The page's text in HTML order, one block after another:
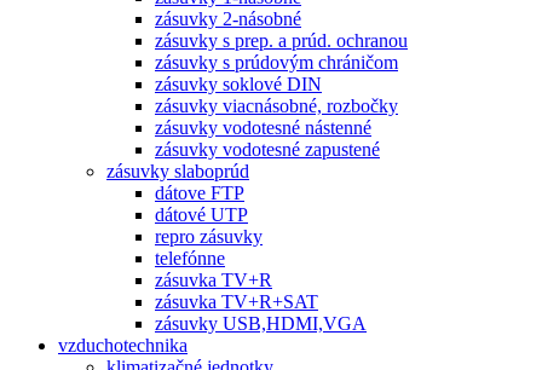
zásuvky 2-násobné
zásuvky s prep. a prúd. ochranou
zásuvky s prúdovým chráničom
zásuvky soklové DIN
zásuvky viacnásobné, rozbočky
zásuvky vodotesné nástenné
zásuvky vodotesné zapustené
zásuvky slaboprúd
dátove FTP
dátové UTP
repro zásuvky
telefónne
zásuvka TV+R
zásuvka TV+R+SAT
zásuvky USB,HDMI,VGA
vzduchotechnika